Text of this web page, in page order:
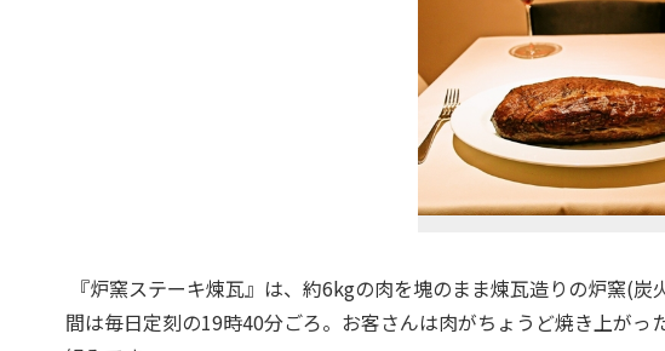
『炉窯ステーキ煉瓦』は、約6kgの肉を塊のまま煉瓦造りの炉窯(
間は毎日定刻の19時40分ごろ。お客さんは肉がちょうど焼き上が